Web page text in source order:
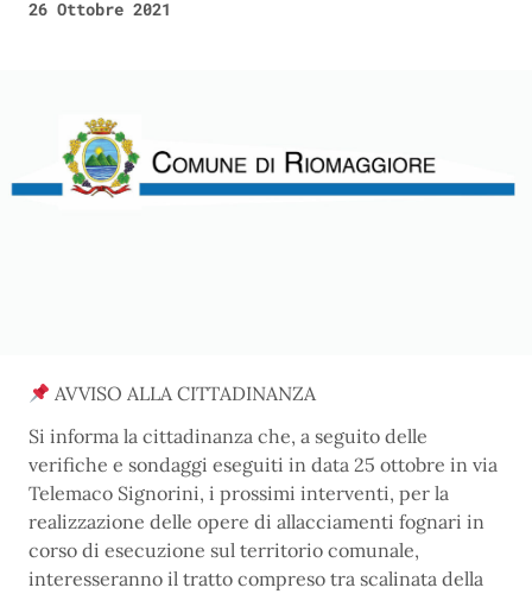
26 Ottobre 2021
AVVISO ALLA CITTADINANZA
Si informa la cittadinanza che, a seguito delle
verifiche e sondaggi eseguiti in data 25 ottobre in via
Telemaco Signorini, i prossimi interventi, per la
realizzazione delle opere di allacciamenti fognari in
corso di esecuzione sul territorio comunale,
interesseranno il tratto compreso tra scalinata della